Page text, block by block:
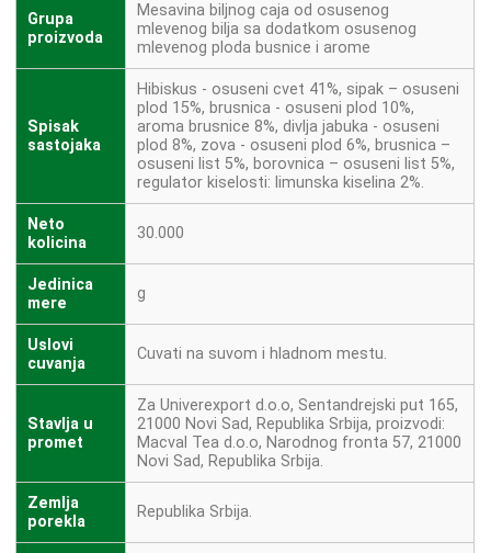
Grupa
proizvoda
Mesavina biljnog caja od osusenog
mlevenog bilja sa dodatkom osusenog
mlevenog ploda busnice i arome
Spisak
sastojaka
Hibiskus - osuseni cvet 41%, sipak – osuseni
plod 15%, brusnica - osuseni plod 10%,
aroma brusnice 8%, divlja jabuka - osuseni
plod 8%, zova - osuseni plod 6%, brusnica –
osuseni list 5%, borovnica – osuseni list 5%,
regulator kiselosti: limunska kiselina 2%.
Neto
kolicina
30.000
Jedinica
mere
g
Uslovi
cuvanja
Cuvati na suvom i hladnom mestu.
Stavlja u
promet
Za Univerexport d.o.o, Sentandrejski put 165,
21000 Novi Sad, Republika Srbija, proizvodi:
Macval Tea d.o.o, Narodnog fronta 57, 21000
Novi Sad, Republika Srbija.
Zemlja
porekla
Republika Srbija.